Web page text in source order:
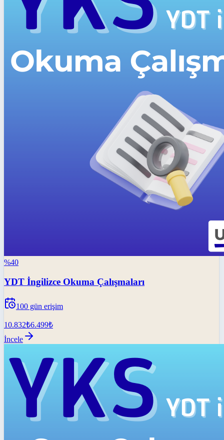
%40
YDT İngilizce Okuma Çalışmaları
100 gün erişim
10.832₺6.499₺
İncele